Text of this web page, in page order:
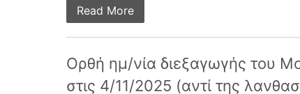
Read More
Ορθή ημ/νία διεξαγωγής του
στις 4/11/2025 (αντί της